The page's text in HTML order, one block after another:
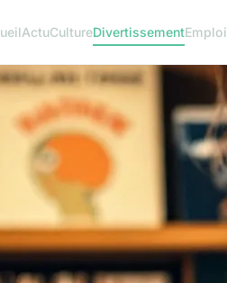
ActuCultureDivertissementEmploi